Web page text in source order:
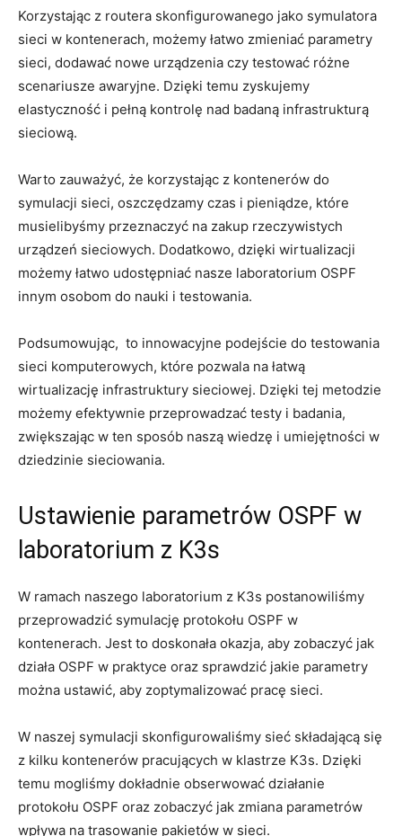
Korzystając z⁢ routera skonfigurowanego ​jako⁢ symulatora
⁢sieci​ w kontenerach, ⁣możemy łatwo zmieniać⁢ parametry
sieci, dodawać nowe‌ urządzenia czy ⁤testować‍ różne
scenariusze awaryjne. ⁤Dzięki temu zyskujemy
elastyczność i pełną ⁤kontrolę nad badaną infrastrukturą ​
sieciową.
Warto zauważyć, ⁢że korzystając ​z kontenerów​ do
symulacji‍ sieci, oszczędzamy ⁢czas i pieniądze, które
⁤musielibyśmy przeznaczyć na zakup rzeczywistych
urządzeń sieciowych. Dodatkowo, dzięki wirtualizacji
‍możemy łatwo udostępniać nasze laboratorium OSPF
innym osobom do nauki i testowania.
Podsumowując, ​ ​to innowacyjne podejście do⁣ testowania
sieci⁢ komputerowych,⁣ które pozwala na łatwą
wirtualizację infrastruktury ‍sieciowej. Dzięki⁢ tej metodzie
możemy efektywnie ⁤przeprowadzać ⁤testy i badania,
zwiększając ⁣w ten‍ sposób naszą wiedzę ⁤i ‍umiejętności w
‌dziedzinie ⁣sieciowania.
Ustawienie parametrów OSPF w
laboratorium z K3s
W ramach naszego laboratorium z K3s postanowiliśmy
przeprowadzić symulację protokołu OSPF⁤ w
kontenerach. Jest to doskonała okazja, aby zobaczyć⁤ jak
działa OSPF w praktyce oraz sprawdzić jakie parametry
można​ ustawić, aby zoptymalizować pracę sieci.
W naszej symulacji skonfigurowaliśmy sieć‍ składającą się
z⁤ kilku kontenerów pracujących w klastrze ⁣K3s. Dzięki⁤
temu ⁣mogliśmy dokładnie ‌obserwować działanie
protokołu ⁢OSPF oraz zobaczyć jak zmiana parametrów
⁣wpływa na‍ trasowanie pakietów w sieci.